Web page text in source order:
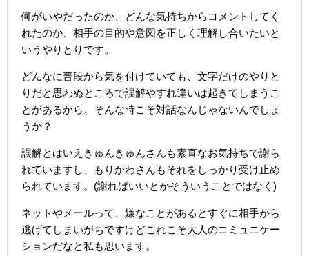
何がいやだったのか、どんな気持ちからコメントしてく
れたのか、相手の目的や意図を正しく理解し合いたいと
いうやりとりです。
どんなに普段から気を付けていても、文字だけのやりと
りだと思わぬところで誤解やすれ違いは起きてしまうこ
とがあるから、そんな時こそ対話なんじゃないんでしょ
うか？
誤解とはいえきゅんきゅんさんも素直なお気持ちで謝ら
れていますし、もりかわさんもそれをしっかり受け止め
られています。(謝ればいいとかそういうことではなく)
ネットやメールって、嫌なことがあるとすぐに相手から
逃げてしまいがちですけどこれこそ大人のコミュニケー
ションだなと私も思います。